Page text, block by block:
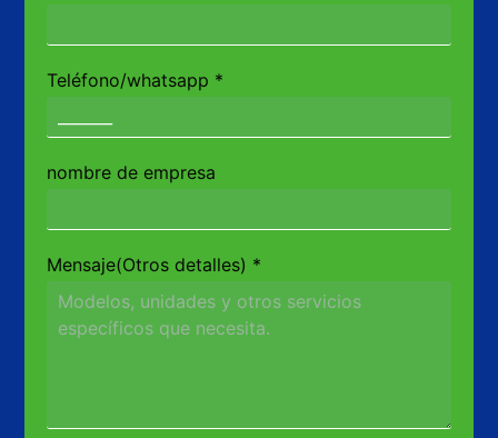
Teléfono/whatsapp *
nombre de empresa
Mensaje(Otros detalles) *